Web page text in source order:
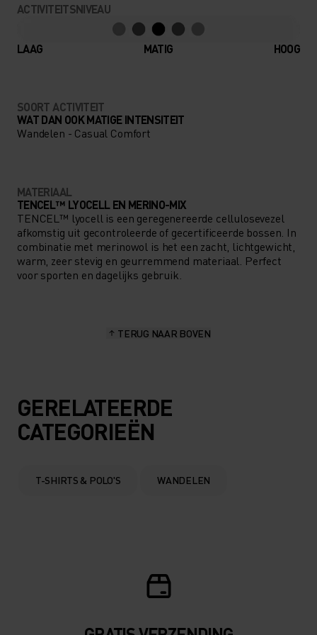
ACTIVITEITSNIVEAU
LAAG MATIG HOOG
SOORT ACTIVITEIT
WAT DAN OOK MATIGE INTENSITEIT
Wandelen - Casual Comfort
MATERIAAL
TENCEL™ LYOCELL EN MERINO-MIX
TENCEL™ lyocell is een geregenereerde cellulosevezel
afkomstig uit gecontroleerde of gecertificeerde bossen. In
combinatie met merinowol is het een zacht, lichtgewicht,
warm, zeer stevig en geurremmend materiaal. Perfect
voor sporten en dagelijks gebruik.
TERUG NAAR BOVEN
GERELATEERDE
CATEGORIEËN
T-SHIRTS & POLO'S WANDELEN